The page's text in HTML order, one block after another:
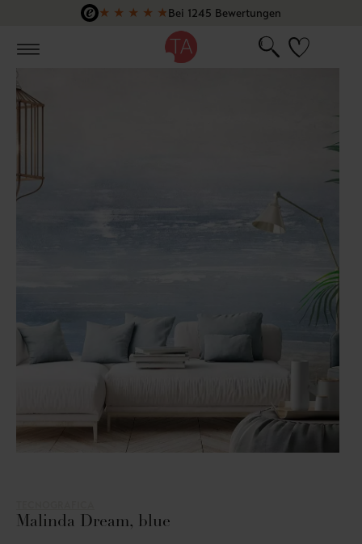
Zum Hauptinhalt springen
★ ★ ★ ★ ★Bei 1245 Bewertungen
Malinda Dream, blue